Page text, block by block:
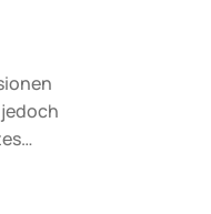
zur